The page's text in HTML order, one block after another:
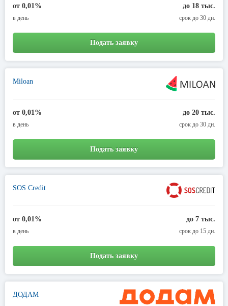
от 0,01%
в день
до 18 тыс.
срок до 30 дн.
Подать заявку
Miloan
от 0,01%
в день
до 20 тыс.
срок до 30 дн.
Подать заявку
SOS Credit
от 0,01%
в день
до 7 тыс.
срок до 15 дн.
Подать заявку
ДОДАМ